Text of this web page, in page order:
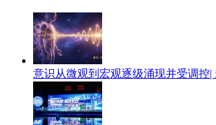
意识从微观到宏观逐级涌现并受调控|